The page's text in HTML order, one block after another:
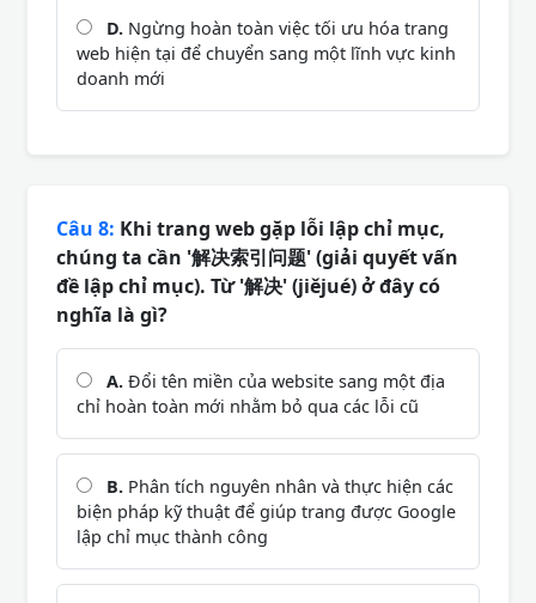
D. Ngừng hoàn toàn việc tối ưu hóa trang
web hiện tại để chuyển sang một lĩnh vực kinh
doanh mới
Câu 8: Khi trang web gặp lỗi lập chỉ mục,
chúng ta cần '解决索引问题' (giải quyết vấn
đề lập chỉ mục). Từ '解决' (jiějué) ở đây có
nghĩa là gì?
A. Đổi tên miền của website sang một địa
chỉ hoàn toàn mới nhằm bỏ qua các lỗi cũ
B. Phân tích nguyên nhân và thực hiện các
biện pháp kỹ thuật để giúp trang được Google
lập chỉ mục thành công